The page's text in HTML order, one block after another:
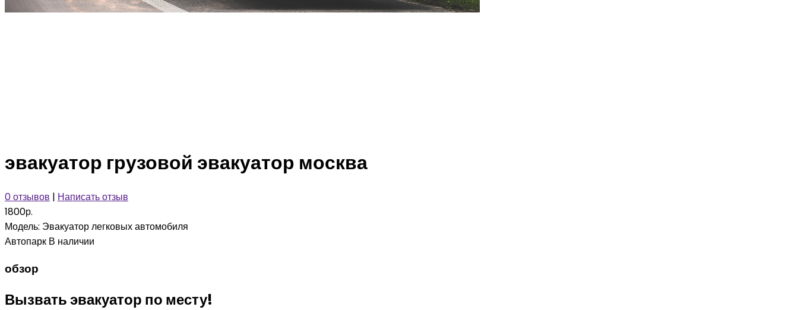
эвакуатор грузовой эвакуатор москва
0 отзывов | Написать отзыв
1800р.
Модель: Эвакуатор легковых автомобиля
Автопарк В наличии
обзор
Вызвать эвакуатор по месту!